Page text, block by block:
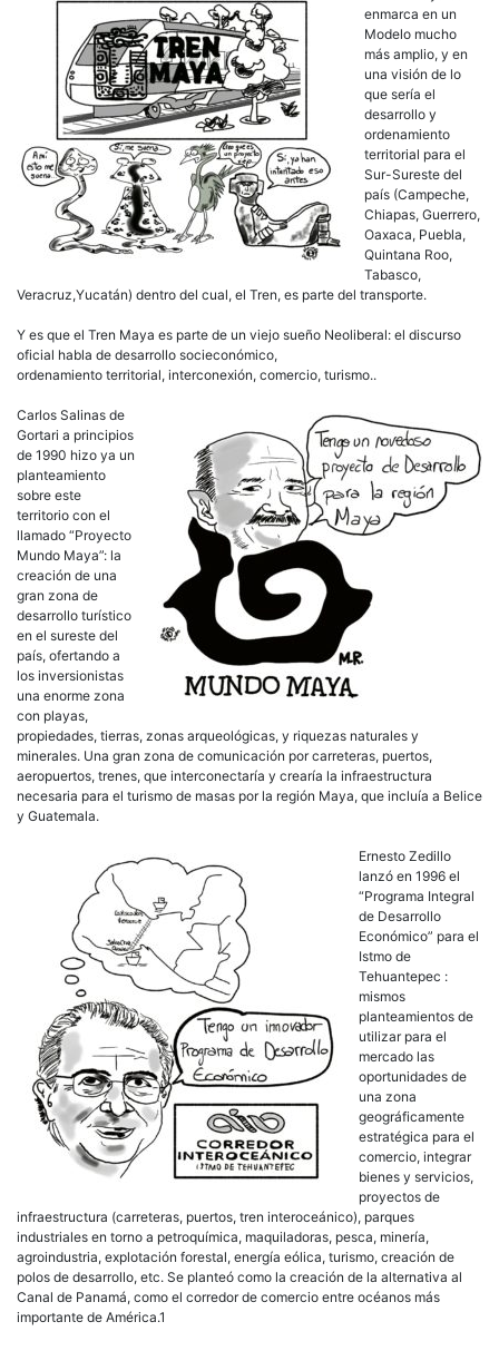
enmarca en un
Modelo mucho
más amplio, y en
una visión de lo
que sería el
desarrollo y
ordenamiento
territorial para el
Sur-Sureste del
país (Campeche,
Chiapas, Guerrero,
Oaxaca, Puebla,
Quintana Roo,
Tabasco,
Veracruz,Yucatán) dentro del cual, el Tren, es parte del transporte.
Y es que el Tren Maya es parte de un viejo sueño Neoliberal: el discurso
oficial habla de desarrollo socieconómico,
ordenamiento territorial, interconexión, comercio, turismo..
Carlos Salinas de
Gortari a principios
de 1990 hizo ya un
planteamiento
sobre este
territorio con el
llamado “Proyecto
Mundo Maya”: la
creación de una
gran zona de
desarrollo turístico
en el sureste del
país, ofertando a
los inversionistas
una enorme zona
con playas,
propiedades, tierras, zonas arqueológicas, y riquezas naturales y
minerales. Una gran zona de comunicación por carreteras, puertos,
aeropuertos, trenes, que interconectaría y crearía la infraestructura
necesaria para el turismo de masas por la región Maya, que incluía a Belice
y Guatemala.
Ernesto Zedillo
lanzó en 1996 el
“Programa Integral
de Desarrollo
Económico” para el
Istmo de
Tehuantepec :
mismos
planteamientos de
utilizar para el
mercado las
oportunidades de
una zona
geográficamente
estratégica para el
comercio, integrar
bienes y servicios,
proyectos de
infraestructura (carreteras, puertos, tren interoceánico), parques
industriales en torno a petroquímica, maquiladoras, pesca, minería,
agroindustria, explotación forestal, energía eólica, turismo, creación de
polos de desarrollo, etc. Se planteó como la creación de la alternativa al
Canal de Panamá, como el corredor de comercio entre océanos más
importante de América.1